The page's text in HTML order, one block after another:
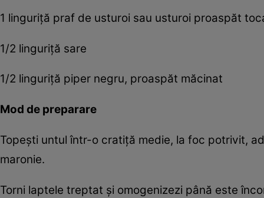
1 linguriță praf de usturoi sau usturoi proaspăt
1/2 linguriță sare
1/2 linguriță piper negru, proaspăt măcinat
Mod de preparare
Topești untul într-o cratiță medie, la foc potrivit,
maronie.
Torni laptele treptat și omogenizezi până este